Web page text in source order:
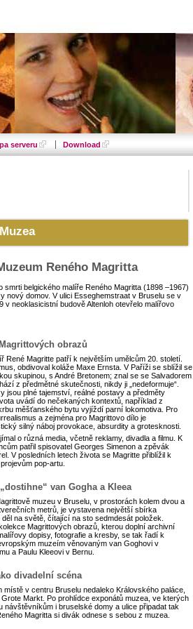
serveru Download
Muzea
Reného Magritta
smrti belgického malíře Reného Magritta (1898 –1967)
nový domov. V ulici Esseghemstraat v Bruselu se v
v neoklasicistní budově Altenloh otevřelo malířovo
obrazů
René Magritte patří k největším umělcům 20. století.
obdivoval koláže Maxe Ernsta. V Paříži se sblížil se
skupinou, s André Bretonem; znal se se Salvadorem
z předmětné skutečnosti, nikdy ji „nedeformuje“.
jsou plné tajemství, reálné postavy a předměty
uvádí do nečekaných kontextů, například z
měšťanského bytu vyjíždí parní lokomotiva. Pro
a zejména pro Magrittovo dílo je
silný náboj provokace, absurdity a grotesknosti.
o různá media, včetně reklamy, divadla a filmu. K
patřil spisovatel Georges Simenon a zpěvák
V posledních letech života se Magritte přiblížil k
pop-artu.
van Gogha a Kleea
muzeu v Bruselu, v prostorách kolem dvou a
metrů, je vystavena největší sbírka
na světě, čítající na sto sedmdesát položek.
Magrittových obrazů, kterou doplní archivní
dopisy, fotografie a kresby, se tak řadí k
muzeím věnovaným van Goghovi v
a Paulu Kleeovi v Bernu.
divadelní scéna
v centru Bruselu nedaleko Královského paláce,
Markt. Po prohlídce exponátů muzea, ve kterých
i bruselské domy a ulice připadat tak
Magritta si divák odnese s sebou z muzea.